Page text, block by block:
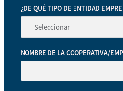
¿DE QUÉ TIPO DE ENTIDAD
NOMBRE DE LA COOPERATIVA/